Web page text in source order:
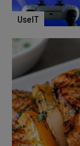
UseIT